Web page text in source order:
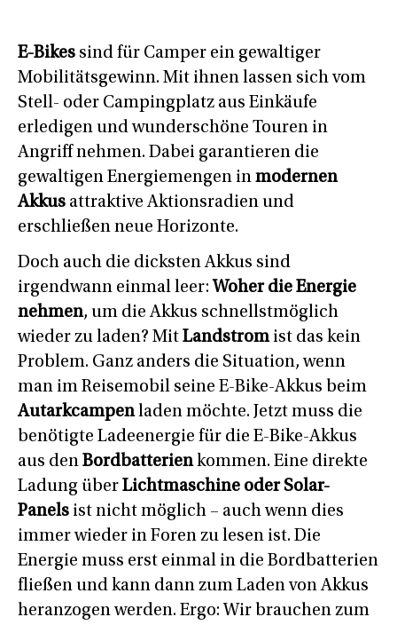
E-Bikes sind für Camper ein gewaltiger
Mobilitätsgewinn. Mit ihnen lassen sich vom
Stell- oder Campingplatz aus Einkäufe
erledigen und wunderschöne Touren in
Angriff nehmen. Dabei garantieren die
gewaltigen Energiemengen in modernen
Akkus attraktive Aktionsradien und
erschließen neue Horizonte.
Doch auch die dicksten Akkus sind
irgendwann einmal leer: Woher die Energie
nehmen, um die Akkus schnellstmöglich
wieder zu laden? Mit Landstromist das kein
Problem. Ganz anders die Situation, wenn
man im Reisemobil seine E-Bike-Akkus beim
Autarkcampenladen möchte. Jetzt muss die
benötigte Ladeenergie für die E-Bike-Akkus
aus den Bordbatterienkommen. Eine direkte
Ladung über Lichtmaschine oder Solar-
Panels ist nicht möglich – auch wenn dies
immer wieder in Foren zu lesen ist. Die
Energie muss erst einmal in die Bordbatterien
fließen und kann dann zum Laden von Akkus
heranzogen werden. Ergo: Wir brauchen zum